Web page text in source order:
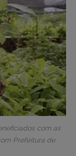
com as
Prefeitura de